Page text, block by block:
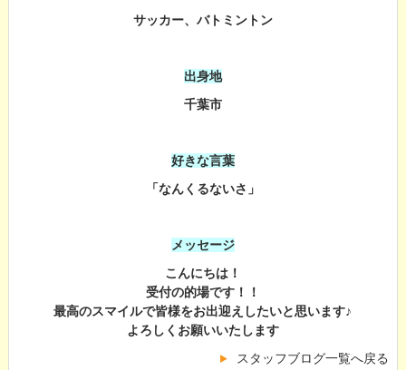
サッカー、バトミントン
出身地
千葉市
好きな言葉
「なんくるないさ」
メッセージ
こんにちは！
受付の的場です！！
最高のスマイルで皆様をお出迎えしたいと思います♪
よろしくお願いいたします
スタッフブログ一覧へ戻る